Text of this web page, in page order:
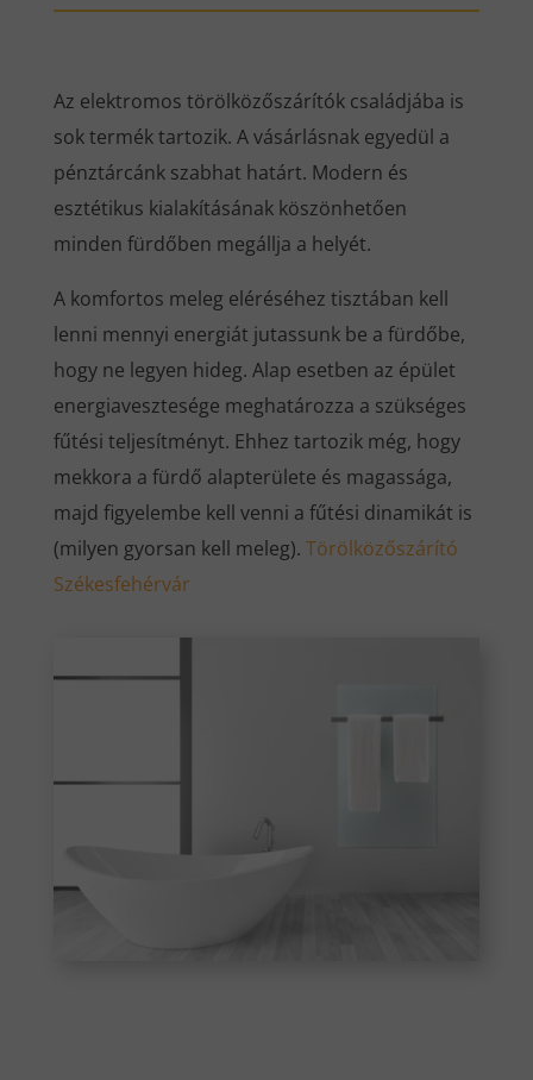
Az elektromos törölközőszárítók családjába is
sok termék tartozik. A vásárlásnak egyedül a
pénztárcánk szabhat határt. Modern és
esztétikus kialakításának köszönhetően
minden fürdőben megállja a helyét.
A komfortos meleg eléréséhez tisztában kell
lenni mennyi energiát jutassunk be a fürdőbe,
hogy ne legyen hideg. Alap esetben az épület
energiavesztesége meghatározza a szükséges
fűtési teljesítményt. Ehhez tartozik még, hogy
mekkora a fürdő alapterülete és magassága,
majd figyelembe kell venni a fűtési dinamikát is
(milyen gyorsan kell meleg). Törölközőszárító
Székesfehérvár